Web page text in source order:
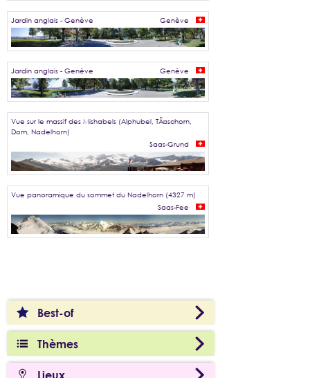
Best-of
Thèmes
Lieux
Jardin anglais - Genève Genève
Jardin anglais - Genève Genève
Vue sur le massif des Mishabels (Alphubel, TÃ¤schorn,
Dom, Nadelhorn)
Saas-Grund
Vue panoramique du sommet du Nadelhorn (4327 m)
Saas-Fee